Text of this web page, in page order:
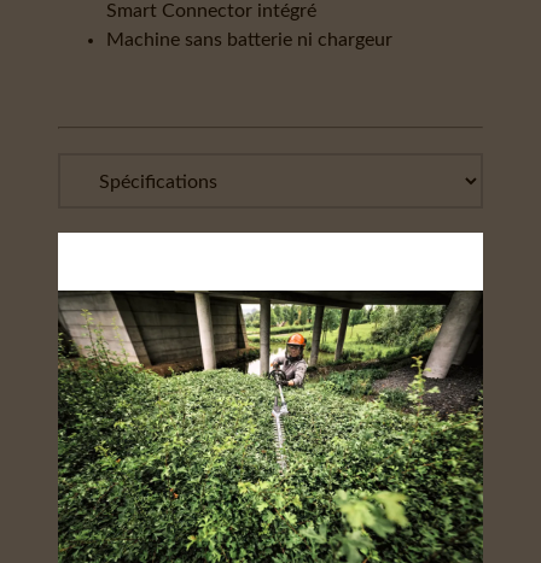
Smart Connector intégré
Machine sans batterie ni chargeur